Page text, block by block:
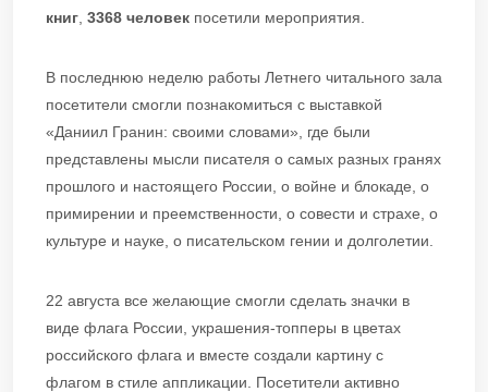
книг 3368 человек посетили мероприятия.
В последнюю неделю работы Летнего читального зала
посетители смогли познакомиться с выставкой
«Даниил Гранин: своими словами», где были
представлены мысли писателя о самых разных гранях
прошлого и настоящего России, о войне и блокаде, о
примирении и преемственности, о совести и страхе, о
культуре и науке, о писательском гении и долголетии.
22 августа все желающие смогли сделать значки в
виде флага России, украшения-топперы в цветах
российского флага и вместе создали картину с
флагом в стиле аппликации. Посетители активно